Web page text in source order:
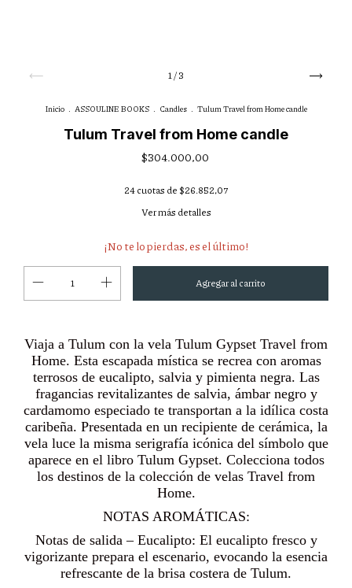
1/3
Inicio . ASSOULINE BOOKS . Candles . Tulum Travel from Home candle
Tulum Travel from Home candle
$304.000,00
24 cuotas de $26.852,07
Ver más detalles
¡No te lo pierdas, es el último!
Viaja a Tulum con la vela Tulum Gypset Travel from
Home. Esta escapada mística se recrea con aromas
terrosos de eucalipto, salvia y pimienta negra. Las
fragancias revitalizantes de salvia, ámbar negro y
cardamomo especiado te transportan a la idílica costa
caribeña. Presentada en un recipiente de cerámica, la
vela luce la misma serigrafía icónica del símbolo que
aparece en el libro Tulum Gypset. Colecciona todos
los destinos de la colección de velas Travel from
Home.
NOTAS AROMÁTICAS:
Notas de salida – Eucalipto: El eucalipto fresco y
vigorizante prepara el escenario, evocando la esencia
refrescante de la brisa costera de Tulum.